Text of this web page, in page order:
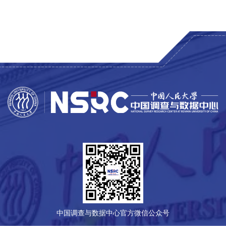
中国调查与数据中心官方微信公众号